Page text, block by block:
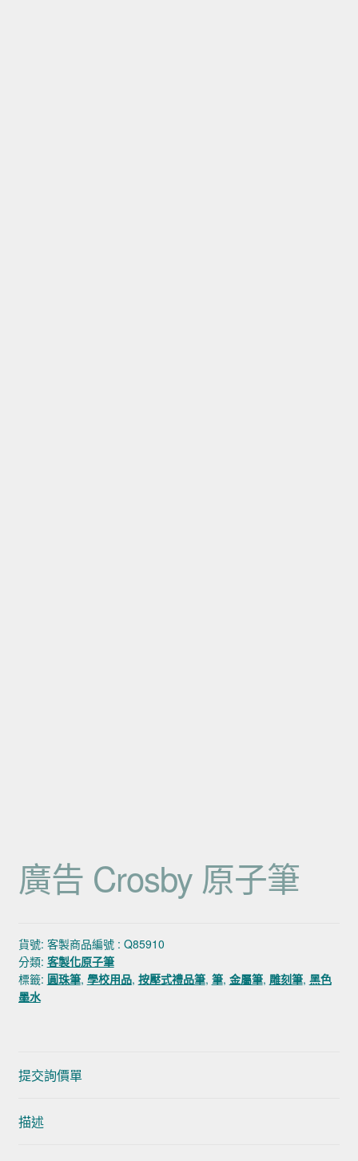
廣告 Crosby 原子筆
貨號: 客製商品編號 : Q85910
分類: 客製化原子筆
標籤: 圓珠筆, 學校用品, 按壓式禮品筆, 筆, 金屬筆, 雕刻筆, 黑色
墨水
提交詢價單
描述